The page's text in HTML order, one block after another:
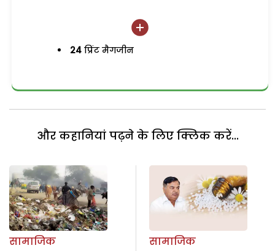
24 प्रिंट मैगजीन
और कहानियां पढ़ने के लिए क्लिक करें...
सामाजिक
सामाजिक